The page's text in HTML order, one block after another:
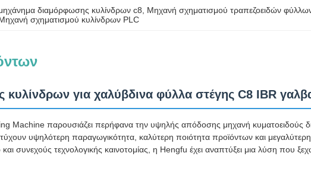
διαμόρφωσης κυλίνδρων c8 Μηχανή σχηματισμού τραπεζοειδών
σχηματισμού κυλίνδρων PLC
για χαλύβδινα φύλλα στέγης C8 IBR
Machine παρουσιάζει περήφανα την υψηλής απόδοσης μηχανή κυματοειδούς
υψηλότερη παραγωγικότητα, καλύτερη ποιότητα προϊόντων και
συνεχούς τεχνολογικής καινοτομίας, η Hengfu έχει αναπτύξει μια λύση που